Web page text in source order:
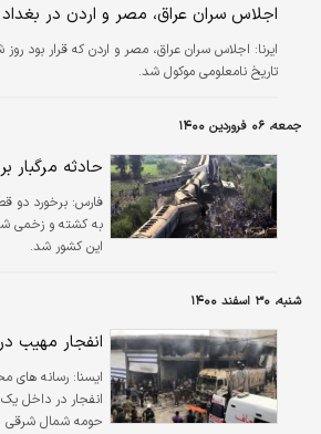
اجلاس سران عراق، مصر و اردن در بغداد
ایرنا: اجلاس سران عراق، مصر و اردن که قرار بود روز
تاریخ نامعلومی موکول شد.
جمعه، ۰۶ فروردین ۱۴۰۰
حادثه مرگبار
فارس: برخورد دو
به کشته و زخمی
این کشور شد.
شنبه، ۳۰ اسفند ۱۴۰۰
انفجار
ايسنا: رسانه های
انفجار در داخل یک
حومه شمال شرقی